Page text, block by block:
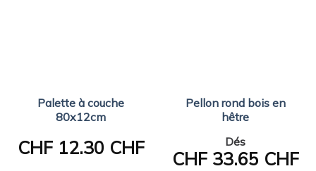
Palette à couche
80x12cm
CHF12.30 CHF
Pellon rond bois en
hêtre
Dés
CHF33.65 CHF